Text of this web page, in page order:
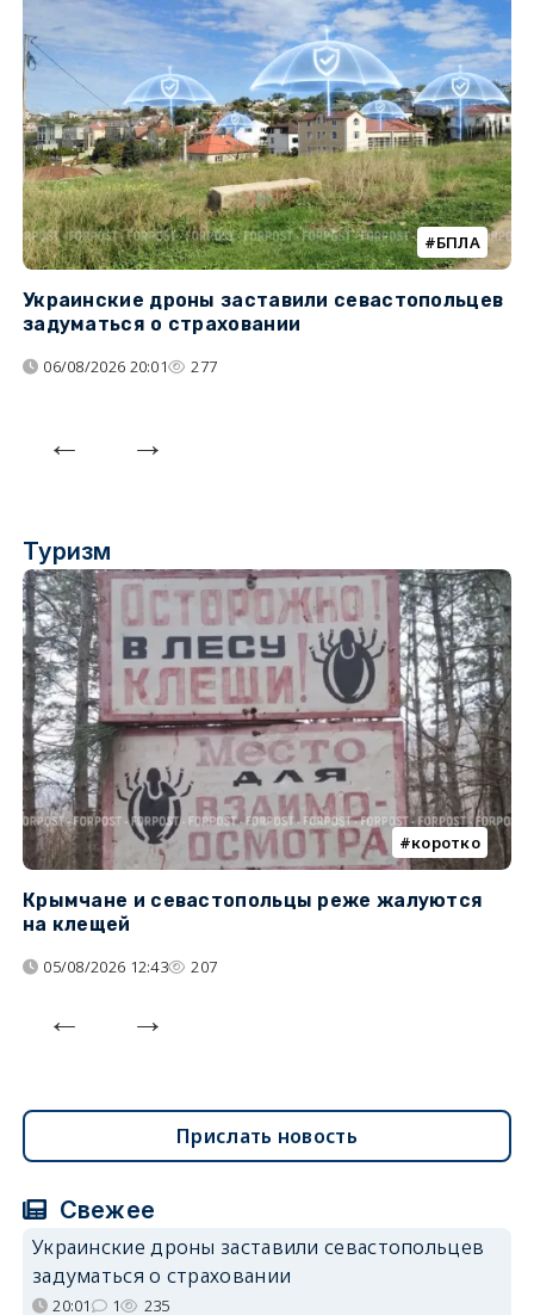
БПЛА
Украинские дроны заставили севастопольцев
задуматься о страховании
06/08/2026 20:01 277
Туризм
коротко
Крымчане и севастопольцы реже жалуются
на клещей
05/08/2026 12:43 207
Прислать новость
Свежее
Украинские дроны заставили севастопольцев
задуматься о страховании
20:01 1 235